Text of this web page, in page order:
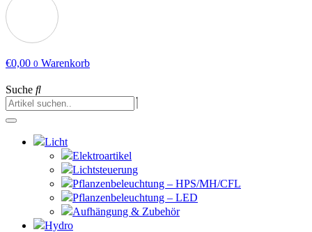
€0,00 0 Warenkorb
Suche
Licht
Elektroartikel
Lichtsteuerung
Pflanzenbeleuchtung – HPS/MH/CFL
Pflanzenbeleuchtung – LED
Aufhängung & Zubehör
Hydro